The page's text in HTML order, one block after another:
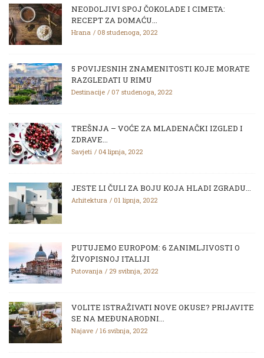
NEODOLJIVI SPOJ ČOKOLADE I CIMETA:
RECEPT ZA DOMAĆU...
Hrana 08 studenoga, 2022
5 POVIJESNIH ZNAMENITOSTI KOJE MORATE
RAZGLEDATI U RIMU
Destinacije 07 studenoga, 2022
TREŠNJA – VOĆE ZA MLADENAČKI IZGLED I
ZDRAVE...
Savjeti 04 lipnja, 2022
JESTE LI ČULI ZA BOJU KOJA HLADI ZGRADU...
Arhitektura 01 lipnja, 2022
PUTUJEMO EUROPOM: 6 ZANIMLJIVOSTI O
ŽIVOPISNOJ ITALIJI
Putovanja 29 svibnja, 2022
VOLITE ISTRAŽIVATI NOVE OKUSE? PRIJAVITE
SE NA MEĐUNARODNI...
Najave 16 svibnja, 2022